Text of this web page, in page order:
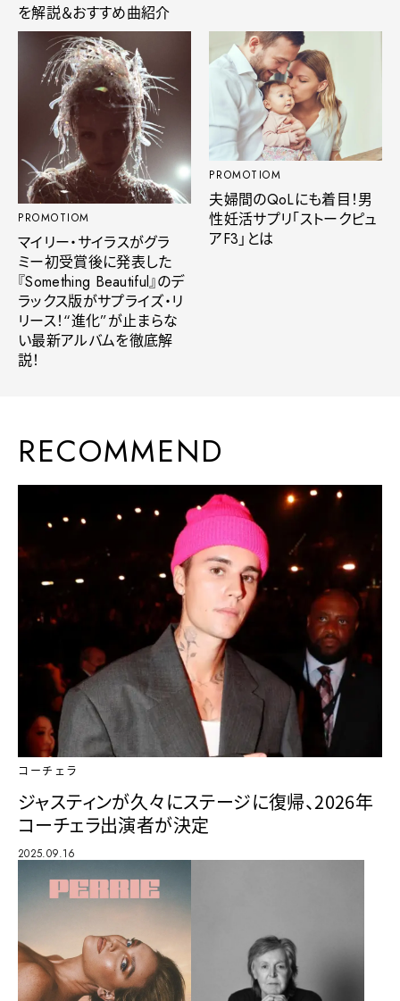
を解説＆おすすめ曲紹介
PROMOTIOM
マイリー・サイラスがグラ
ミー初受賞後に発表した
『Something Beautiful』のデ
ラックス版がサプライズ・リ
リース！“進化”が止まらな
い最新アルバムを徹底解
説！
PROMOTIOM
夫婦間のQoLにも着目！男
性妊活サプリ「ストークピュ
アF3」とは
RECOMMEND
コーチェラ
ジャスティンが久々にステージに復帰、2026年
コーチェラ出演者が決定
2025.09.16